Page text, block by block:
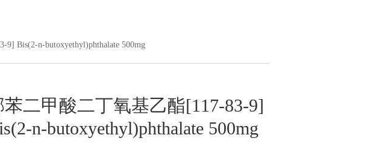
Bis(2-n-butoxyethyl)phthalate 500mg
苯二甲酸二丁氧基乙酯[117-83-9]
n-butoxyethyl)phthalate 500mg